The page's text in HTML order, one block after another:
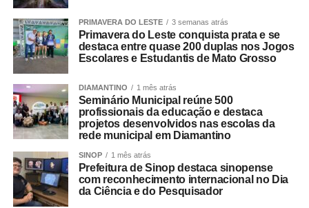
PRIMAVERA DO LESTE 3 semanas atrás
Primavera do Leste conquista prata e se
destaca entre quase 200 duplas nos Jogos
Escolares e Estudantis de Mato Grosso
DIAMANTINO 1 mês atrás
Seminário Municipal reúne 500
profissionais da educação e destaca
projetos desenvolvidos nas escolas da
rede municipal em Diamantino
SINOP 1 mês atrás
Prefeitura de Sinop destaca sinopense
com reconhecimento internacional no Dia
da Ciência e do Pesquisador